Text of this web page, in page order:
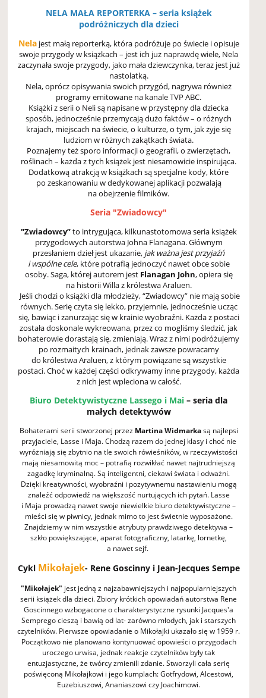
NELA MAŁA REPORTERKA – seria książek
podróżniczych dla dzieci
Nelajest małą reporterką, która podróżuje po świecie i opisuje
swoje przygody w książkach – jest ich już naprawdę wiele, Nela
zaczynała swoje przygody, jako mała dziewczynka, teraz jest już
nastolatką.
Nela, oprócz opisywania swoich przygód, nagrywa również
programy emitowane na kanale TVP ABC.
Książki z serii o Neli są napisane w przystępny dla dziecka
sposób, jednocześnie przemycają dużo faktów – o różnych
krajach, miejscach na świecie, o kulturze, o tym, jak żyje się
ludziom w różnych zakątkach świata.
Poznajemy też sporo informacji o geografii, o zwierzętach,
roślinach – każda z tych książek jest niesamowicie inspirująca.
Dodatkową atrakcją w książkach są specjalne kody, które
po zeskanowaniu w dedykowanej aplikacji pozwalają
na obejrzenie filmików.
Seria "Zwiadowcy"
"Zwiadowcy”to intrygująca, kilkunastotomowa seria książek
przygodowych autorstwa Johna Flanagana. Głównym
przesłaniem dzieł jest ukazanie, jak ważna jest przyjaźń
i wspólne cele, które potrafią jednoczyć nawet obce sobie
osoby. Saga, której autorem jest Flanagan John, opiera się
na historii Willa z królestwa Araluen.
Jeśli chodzi o książki dla młodzieży, “Zwiadowcy” nie mają sobie
równych. Serię czyta się lekko, przyjemnie, jednocześnie ucząc
się, bawiąc i zanurzając się w krainie wyobraźni. Każda z postaci
została doskonale wykreowana, przez co mogliśmy śledzić, jak
bohaterowie dorastają się, zmieniają. Wraz z nimi podróżujemy
po rozmaitych krainach, jednak zawsze powracamy
do królestwa Araluen, z którym powiązane są wszystkie
postaci. Choć w każdej części odkrywamy inne przygody, każda
z nich jest wpleciona w całość.
Biuro Detektywistyczne Lassego i Mai – seria dla
małych detektywów
Bohaterami serii stworzonej przez Martina Widmarkasą najlepsi
przyjaciele, Lasse i Maja. Chodzą razem do jednej klasy i choć nie
wyróżniają się zbytnio na tle swoich rówieśników, w rzeczywistości
mają niesamowitą moc – potrafią rozwikłać nawet najtrudniejszą
zagadkę kryminalną. Są inteligentni, ciekawi świata i odważni.
Dzięki kreatywności, wyobraźni i pozytywnemu nastawieniu mogą
znaleźć odpowiedź na większość nurtujących ich pytań. Lasse
i Maja prowadzą nawet swoje niewielkie biuro detektywistyczne –
mieści się w piwnicy, jednak mimo to jest świetnie wyposażone.
Znajdziemy w nim wszystkie atrybuty prawdziwego detektywa –
szkło powiększające, aparat fotograficzny, latarkę, lornetkę,
a nawet sejf.
Cykl Mikołajek- Rene Goscinny i Jean-Jecques Sempe
"Mikołajek" jest jedną z najzabawniejszych i najpopularniejszych
serii książek dla dzieci. Zbiory krótkich opowiadań autorstwa Rene
Goscinnego wzbogacone o charakterystyczne rysunki Jacques'a
Semprego cieszą i bawią od lat- zarówno młodych, jak i starszych
czytelników. Pierwsze opowiadanie o Mikołajki ukazało się w 1959 r.
Początkowo nie planowano kontynuować opowieści o przygodach
uroczego urwisa, jednak reakcje czytelników były tak
entuzjastyczne, że twórcy zmienili zdanie. Stworzyli cała serię
poświęconą Mikołajkowi i jego kumplach: Gotfrydowi, Alcestowi,
Euzebiuszowi, Ananiaszowi czy Joachimowi.